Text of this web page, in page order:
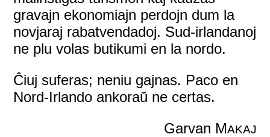
gravajn ekonomiajn perdojn dum la
novjaraj rabatvendadoj. Sud-irlandanoj
ne plu volas butikumi en la nordo.
Ĉiuj suferas; neniu gajnas. Paco en
Nord-Irlando ankoraŭ ne certas.
Garvan MAKAJ